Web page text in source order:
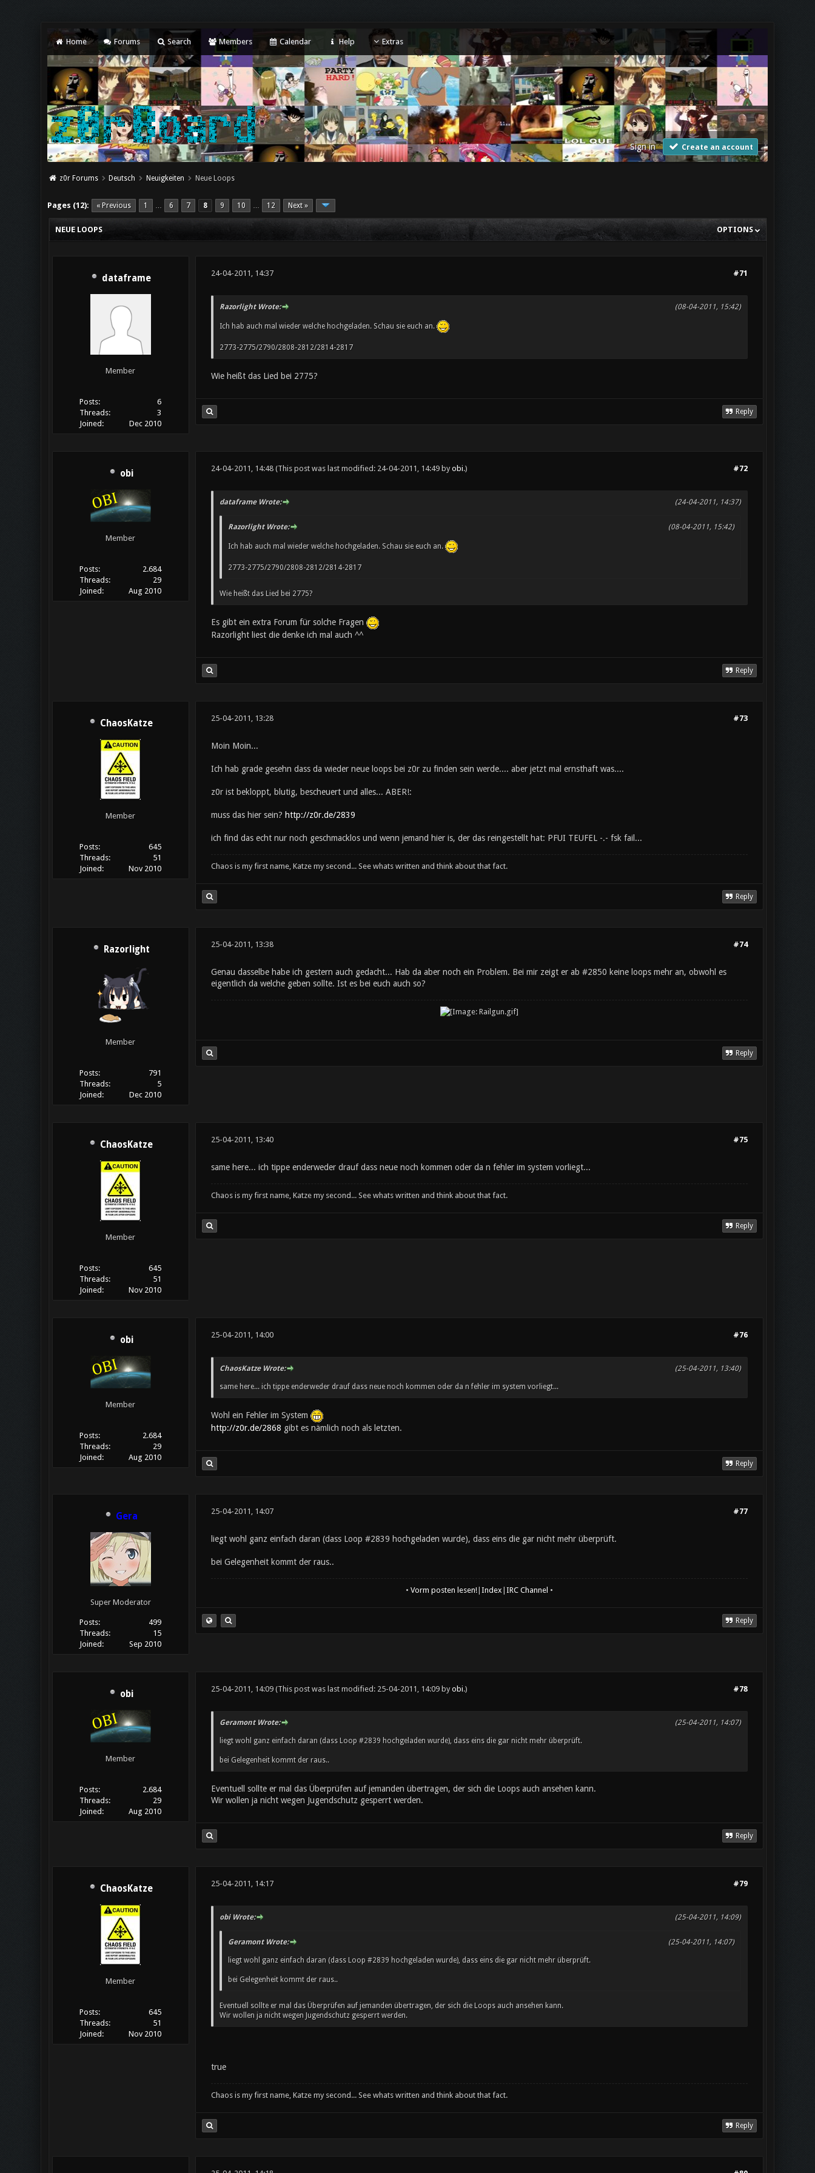
Home Forums Search Members Calendar Help Extras
Sign in Create an account
z0r Forums Deutsch Neuigkeiten Neue Loops
Pages (12): « Previous 1 … 6 7 8 9 10 … 12 Next »
OPTIONS
NEUE LOOPS
dataframe
Member
Posts:
6
Threads:
3
Joined:
Dec 2010
#71
24-04-2011, 14:37
(08-04-2011, 15:42)
Razorlight Wrote:
Ich hab auch mal wieder welche hochgeladen. Schau sie euch an.
2773-2775/2790/2808-2812/2814-2817
Wie heißt das Lied bei 2775?
Reply
obi
Member
Posts:
2.684
Threads:
29
Joined:
Aug 2010
#72
24-04-2011, 14:48 (This post was last modified: 24-04-2011, 14:49 byobi.)
(24-04-2011, 14:37)
dataframe Wrote:
(08-04-2011, 15:42)
Razorlight Wrote:
Ich hab auch mal wieder welche hochgeladen. Schau sie euch an.
2773-2775/2790/2808-2812/2814-2817
Wie heißt das Lied bei 2775?
Es gibt ein extra Forum für solche Fragen
Razorlight liest die denke ich mal auch ^^
Reply
ChaosKatze
Member
Posts:
645
Threads:
51
Joined:
Nov 2010
#73
25-04-2011, 13:28
Moin Moin...
Ich hab grade gesehn dass da wieder neue loops bei z0r zu finden sein werde.... aber jetzt mal ernsthaft was....
z0r ist bekloppt, blutig, bescheuert und alles... ABER!:
muss das hier sein? http://z0r.de/2839
ich find das echt nur noch geschmacklos und wenn jemand hier is, der das reingestellt hat: PFUI TEUFEL -.- fsk fail...
Chaos is my first name, Katze my second... See whats written and think about that fact.
Reply
Razorlight
Member
Posts:
791
Threads:
5
Joined:
Dec 2010
#74
25-04-2011, 13:38
Genau dasselbe habe ich gestern auch gedacht... Hab da aber noch ein Problem. Bei mir zeigt er ab #2850 keine loops mehr an, obwohl es
eigentlich da welche geben sollte. Ist es bei euch auch so?
Reply
ChaosKatze
Member
Posts:
645
Threads:
51
Joined:
Nov 2010
#75
25-04-2011, 13:40
same here... ich tippe enderweder drauf dass neue noch kommen oder da n fehler im system vorliegt...
Chaos is my first name, Katze my second... See whats written and think about that fact.
Reply
obi
Member
Posts:
2.684
Threads:
29
Joined:
Aug 2010
#76
25-04-2011, 14:00
(25-04-2011, 13:40)
ChaosKatze Wrote:
same here... ich tippe enderweder drauf dass neue noch kommen oder da n fehler im system vorliegt...
Wohl ein Fehler im System
http://z0r.de/2868 gibt es nämlich noch als letzten.
Reply
Gera
Super Moderator
Posts:
499
Threads:
15
Joined:
Sep 2010
#77
25-04-2011, 14:07
liegt wohl ganz einfach daran (dass Loop #2839 hochgeladen wurde), dass eins die gar nicht mehr überprüft.
bei Gelegenheit kommt der raus..
• Vorm posten lesen!| Index IRC Channel •
Reply
obi
Member
Posts:
2.684
Threads:
29
Joined:
Aug 2010
#78
25-04-2011, 14:09 (This post was last modified: 25-04-2011, 14:09 byobi.)
(25-04-2011, 14:07)
Geramont Wrote:
liegt wohl ganz einfach daran (dass Loop #2839 hochgeladen wurde), dass eins die gar nicht mehr überprüft.
bei Gelegenheit kommt der raus..
Eventuell sollte er mal das Überprüfen auf jemanden übertragen, der sich die Loops auch ansehen kann.
Wir wollen ja nicht wegen Jugendschutz gesperrt werden.
Reply
ChaosKatze
Member
Posts:
645
Threads:
51
Joined:
Nov 2010
#79
25-04-2011, 14:17
(25-04-2011, 14:09)
obi Wrote:
(25-04-2011, 14:07)
Geramont Wrote:
liegt wohl ganz einfach daran (dass Loop #2839 hochgeladen wurde), dass eins die gar nicht mehr überprüft.
bei Gelegenheit kommt der raus..
Eventuell sollte er mal das Überprüfen auf jemanden übertragen, der sich die Loops auch ansehen kann.
Wir wollen ja nicht wegen Jugendschutz gesperrt werden.
true
Chaos is my first name, Katze my second... See whats written and think about that fact.
Reply